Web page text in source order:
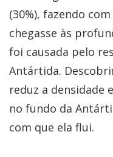
(30%), fazendo
chegasse às
foi causada pelo
Antártida.
reduz a densidade
no fundo da
com que ela flui.